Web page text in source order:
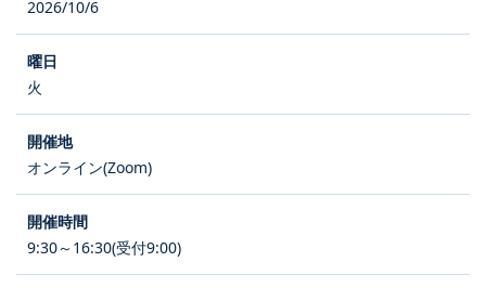
2026/10/6
火
オンライン(Zoom)
9:30～16:30(受付9:00)